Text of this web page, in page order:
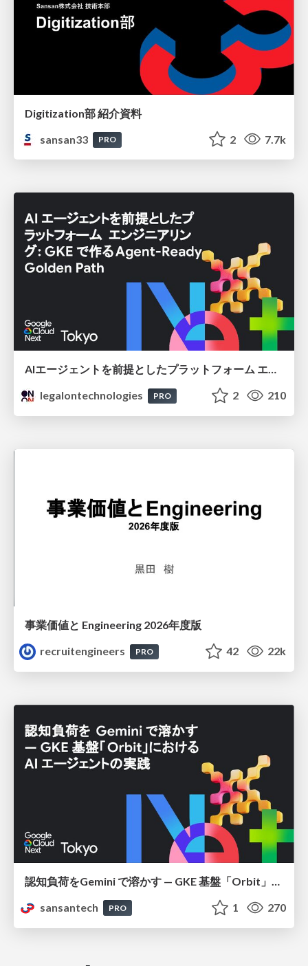
Digitization部 紹介資料
sansan33
PRO 2 7.7k
AIエージェントを前提としたプラットフォーム エンジニアリング：GKEで作るAgent-Ready Golden Path
legalontechnologies
PRO 2 210
事業価値と Engineering 2026年度版
recruitengineers
PRO 42 22k
sansantech
PRO 1 270